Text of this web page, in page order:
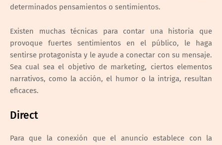
determinados pensamientos o sentimientos.
Existen muchas técnicas para contar una historia que
provoque fuertes sentimientos en el público, le haga
sentirse protagonista y le ayude a conectar con su mensaje.
Sea cual sea el objetivo de marketing, ciertos elementos
narrativos, como la acción, el humor o la intriga, resultan
eficaces.
Direct
Para que la conexión que el anuncio establece con la